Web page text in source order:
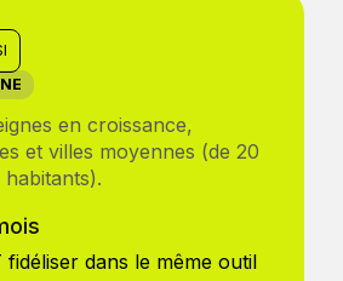
en croissance,
et villes moyennes (de 20
fidéliser dans le même outil